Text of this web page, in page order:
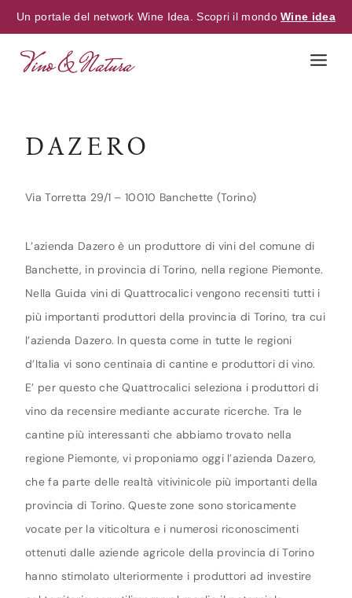
Un portale del network Wine Idea. Scopri il mondoWine idea
DAZERO
Via Torretta 29/1 – 10010 Banchette (Torino)
L’azienda Dazero è un produttore di vini del comune di
Banchette, in provincia di Torino, nella regione Piemonte.
Nella Guida vini di Quattrocalici vengono recensiti tutti i
più importanti produttori della provincia di Torino, tra cui
l’azienda Dazero. In questa come in tutte le regioni
d’Italia vi sono centinaia di cantine e produttori di vino.
E’ per questo che Quattrocalici seleziona i produttori di
vino da recensire mediante accurate ricerche. Tra le
cantine più interessanti che abbiamo trovato nella
regione Piemonte, vi proponiamo oggi l’azienda Dazero,
che fa parte delle realtà vitivinicole più importanti della
provincia di Torino. Queste zone sono storicamente
vocate per la viticoltura e i numerosi riconoscimenti
ottenuti dalle aziende agricole della provincia di Torino
hanno stimolato ulteriormente i produttori ad investire